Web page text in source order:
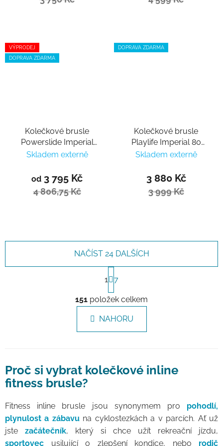
VÝPRODEJ
DOPRAVA ZDARMA
Kolečkové brusle
Powerslide Imperial
Darkteal 110
Skladem externě
od 3 795 Kč
4 806,75 Kč
DOPRAVA ZDARMA
Kolečkové brusle
Playlife Imperial 80
Fuchsia
Skladem externě
3 880 Kč
3 999 Kč
Ovládací prvky výpisu
NAČÍST 24 DALŠÍCH
1 7
151 položek celkem
NAHORU
Proč si vybrat kolečkové inline
fitness brusle?
Fitness inline brusle jsou synonymem pro pohodlí,
plynulost a zábavuna cyklostezkách a v parcích. Ať už
jste začátečník, který si chce užít rekreační jízdu,
sportovec usilující o zlepšení kondice, nebo rodič